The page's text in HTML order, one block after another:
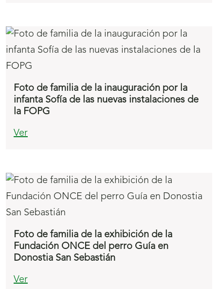
Foto de familia de la inauguración por la
infanta Sofía de las nuevas instalaciones de
la FOPG
Ver
Foto de familia de la exhibición de la
Fundación ONCE del perro Guía en
Donostia San Sebastián
Ver